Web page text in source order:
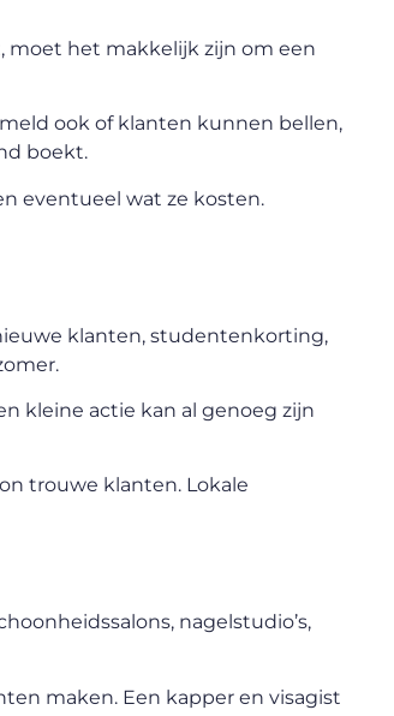
moet het makkelijk zijn om een
ook of klanten kunnen bellen,
boekt.
eventueel wat ze kosten.
klanten, studentenkorting,
kleine actie kan al genoeg zijn
trouwe klanten. Lokale
nagelstudio’s,
maken. Een kapper en visagist